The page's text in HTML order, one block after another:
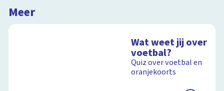
Meer
Wat weet jij over
voetbal?
Quiz over voetbal en
oranjekoorts